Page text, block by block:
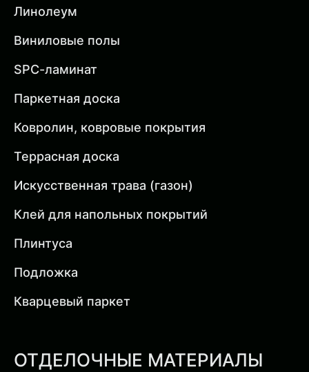
Линолеум
Виниловые полы
SPC-ламинат
Паркетная доска
Ковролин, ковровые покрытия
Террасная доска
Искусственная трава (газон)
Клей для напольных покрытий
Плинтуса
Подложка
Кварцевый паркет
ОТДЕЛОЧНЫЕ МАТЕРИАЛЫ